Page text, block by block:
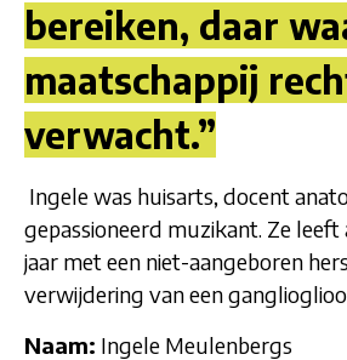
bereiken, daar
maatschappij
verwacht.”
Ingele was huisarts, docent
gepassioneerd muzikant. Ze
jaar met een niet-aangeboren
verwijdering van een
Naam: Ingele Meulenbergs